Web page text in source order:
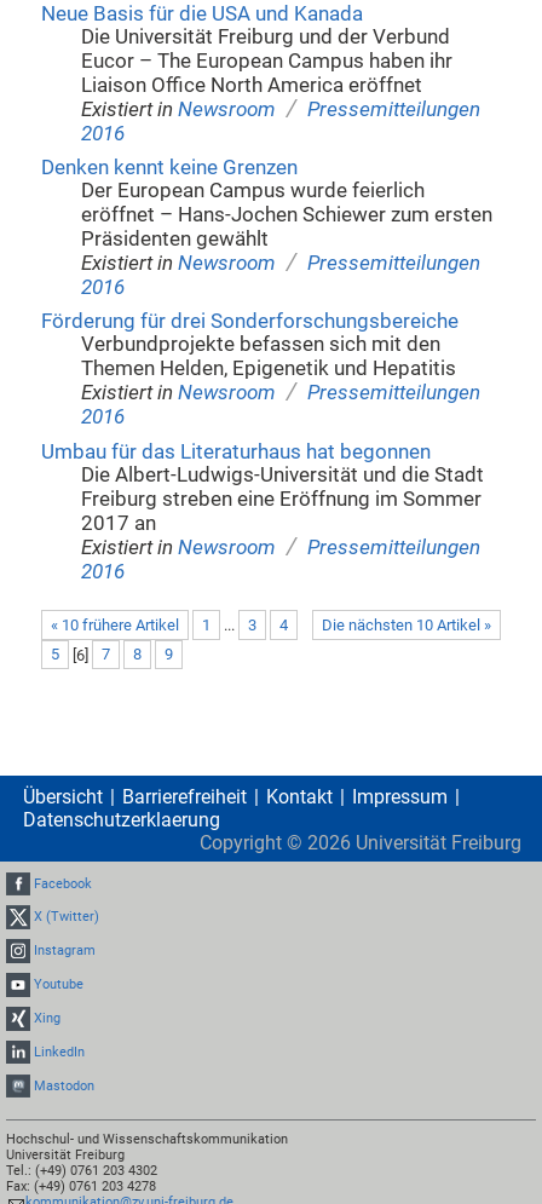
Neue Basis für die USA und Kanada
Die Universität Freiburg und der Verbund
Eucor – The European Campus haben ihr
Liaison Office North America eröffnet
Existiert in Newsroom / Pressemitteilungen
2016
Denken kennt keine Grenzen
Der European Campus wurde feierlich
eröffnet – Hans-Jochen Schiewer zum ersten
Präsidenten gewählt
Existiert in Newsroom / Pressemitteilungen
2016
Förderung für drei Sonderforschungsbereiche
Verbundprojekte befassen sich mit den
Themen Helden, Epigenetik und Hepatitis
Existiert in Newsroom / Pressemitteilungen
2016
Umbau für das Literaturhaus hat begonnen
Die Albert-Ludwigs-Universität und die Stadt
Freiburg streben eine Eröffnung im Sommer
2017 an
Existiert in Newsroom / Pressemitteilungen
2016
« 10 frühere Artikel Die nächsten 10 Artikel »
1 ... 3
4
5
[6] 7 8 9
Übersicht Barrierefreiheit Kontakt
Impressum
Datenschutzerklaerung
Copyright © 2026 Universität Freiburg
Facebook
X (Twitter)
Instagram
Youtube
Xing
LinkedIn
Mastodon
Hochschul- und Wissenschaftskommunikation
Universität Freiburg
Tel.: (+49) 0761 203 4302
Fax: (+49) 0761 203 4278